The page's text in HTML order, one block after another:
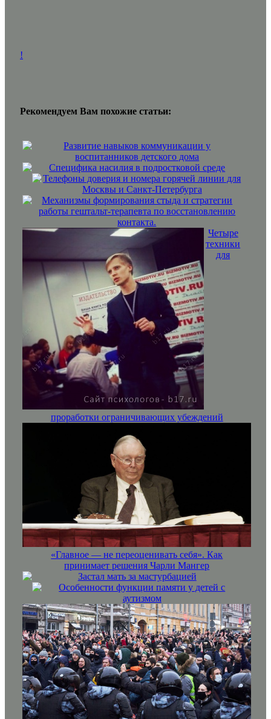
!
Рекомендуем Вам похожие статьи:
Развитие навыков коммуникации у
воспитанников детского дома
Специфика насилия в подростковой среде
Телефоны доверия и номера горячей линии для
Москвы и Санкт-Петербурга
Механизмы формирования стыда и стратегии
работы гештальт-терапевта по восстановлению
контакта.
Четыре
техники
для
проработки ограничивающих убеждений
«Главное — не переоценивать себя». Как
принимает решения Чарли Мангер
Застал мать за мастурбацией
Особенности функции памяти у детей с
аутизмом